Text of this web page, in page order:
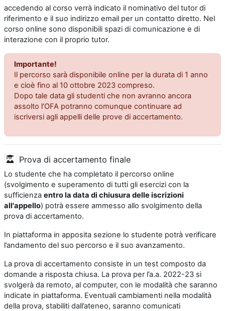
accedendo al corso verrà indicato il nominativo del tutor di
riferimento e il suo indirizzo email per un contatto diretto. Nel
corso online sono disponibili spazi di comunicazione e di
interazione con il proprio tutor.
Importante!
Il percorso sarà disponibile online per la durata di 1 anno
e cioè fino al 10 ottobre 2023 compreso.
Dopo tale data gli studenti che non avranno ancora
assolto l’OFA potranno comunque continuare ad
iscriversi agli appelli delle prove di accertamento.
Prova di accertamento finale
Lo studente che ha completato il percorso online
(svolgimento e superamento di tutti gli esercizi con la
sufficienza entro la data di chiusura delle iscrizioni
all'appello) potrà essere ammesso allo svolgimento della
prova di accertamento.
In piattaforma in apposita sezione lo studente potrà verificare
l’andamento del suo percorso e il suo avanzamento.
La prova di accertamento consiste in un test composto da
domande a risposta chiusa. La prova per l’a.a. 2022-23 si
svolgerà da remoto, al computer, con le modalità che saranno
indicate in piattaforma. Eventuali cambiamenti nella modalità
della prova, stabiliti dall’ateneo, saranno comunicati